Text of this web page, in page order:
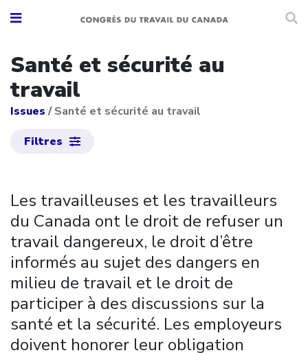
Santé et sécurité au
travail
Issues /Santé et sécurité au travail
Filtres
Les travailleuses et les travailleurs
du Canada ont le droit de refuser un
travail dangereux, le droit d’être
informés au sujet des dangers en
milieu de travail et le droit de
participer à des discussions sur la
santé et la sécurité. Les employeurs
doivent honorer leur obligation